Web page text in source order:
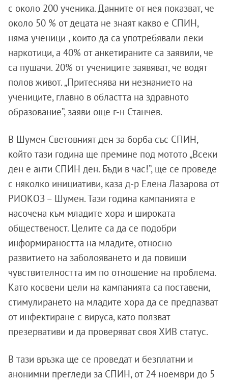
с около 200 ученика. Данните от нея показват, че
около 50 % от децата не знаят какво е СПИН,
няма ученици , които да са употребявали леки
наркотици, а 40% от анкетираните са заявили, че
са пушачи. 20% от учениците заявяват, че водят
полов живот. „Притеснява ни незнанието на
учениците, главно в областта на здравното
образование”, заяви още г-н Станчев.
В Шумен Световният ден за борба със СПИН,
който тази година ще премине под мотото „Всеки
ден е анти СПИН ден. Бъди в час!”, ще се проведе
с няколко инициативи, каза д-р Елена Лазарова от
РИОКОЗ – Шумен. Тази година кампанията е
насочена към младите хора и широката
общественост. Целите са да се подобри
информираността на младите, относно
развитието на заболояването и да повиши
чувствителността им по отношение на проблема.
Като косвени цели на кампанията са поставени,
стимулирането на младите хора да се предпазват
от инфектиране с вируса, като ползват
презервативи и да проверяват своя ХИВ статус.
В тази връзка ще се проведат и безплатни и
анонимни прегледи за СПИН, от 24 ноември до 5